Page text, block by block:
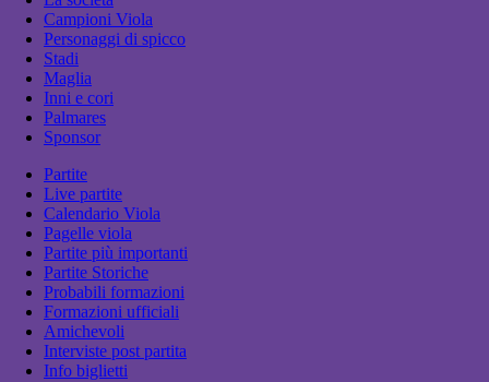
Campioni Viola
Personaggi di spicco
Stadi
Maglia
Inni e cori
Palmares
Sponsor
Partite
Live partite
Calendario Viola
Pagelle viola
Partite più importanti
Partite Storiche
Probabili formazioni
Formazioni ufficiali
Amichevoli
Interviste post partita
Info biglietti